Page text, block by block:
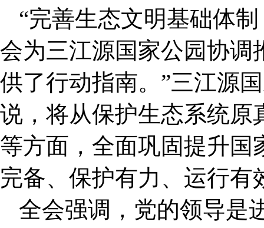
“完善生态文明基础体
会为三江源国家公园协调
供了行动指南。”三江源
说，将从保护生态系统原
等方面，全面巩固提升国
完备、保护有力、运行
全会强调，党的领导是